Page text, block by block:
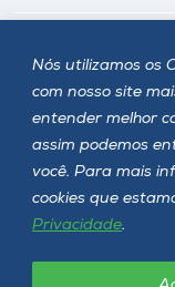
Nós utilizamos os
com nosso site
entender melhor
assim podemos
você. Para mais
cookies que
Privacidade.
Siga a